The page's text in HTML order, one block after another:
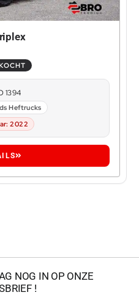
1394
Heftrucks
2022
NOG IN OP ONZE
!